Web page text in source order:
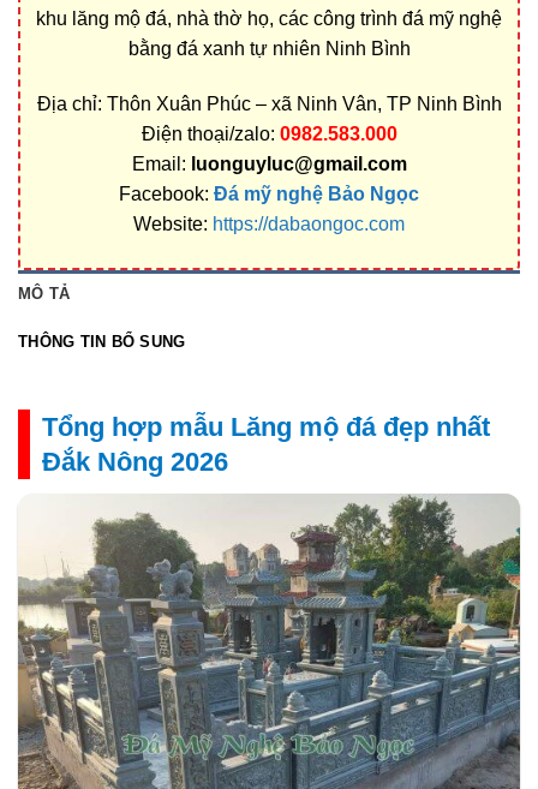
khu lăng mộ đá, nhà thờ họ, các công trình đá mỹ nghệ
bằng đá xanh tự nhiên Ninh Bình
Địa chỉ: Thôn Xuân Phúc – xã Ninh Vân, TP Ninh Bình
Điện thoại/zalo: 0982.583.000
Email: luonguyluc@gmail.com
Facebook: Đá mỹ nghệ Bảo Ngọc
Website: https://dabaongoc.com
MÔ TẢ
THÔNG TIN BỔ SUNG
Tổng hợp mẫu Lăng mộ đá đẹp nhất
Đắk Nông 2026